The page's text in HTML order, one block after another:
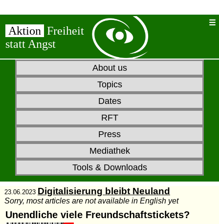
Aktion Freiheit
statt Angst
About us
Topics
Dates
RFT
Press
Mediathek
Tools & Downloads
23.06.2023 Digitalisierung bleibt Neuland
Sorry, most articles are not available in English yet
Unendliche viele Freundschaftstickets?